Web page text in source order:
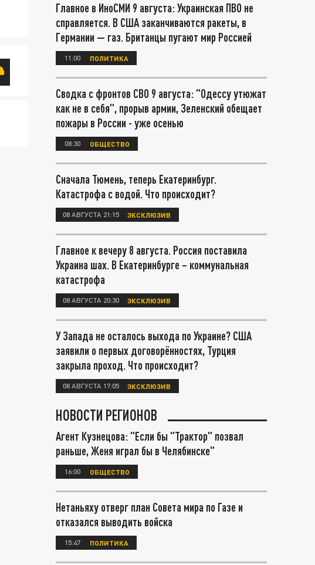
Главное в ИноСМИ 9 августа: Украинская ПВО не
справляется. В США заканчиваются ракеты, в
Германии — газ. Британцы пугают мир Россией
11:00 ПОЛИТИКА
Сводка с фронтов СВО 9 августа: "Одессу утюжат
как не в себя", прорыв армии, Зеленский обещает
пожары в России - уже осенью
08:30 ОБЩЕСТВО
Сначала Тюмень, теперь Екатеринбург.
Катастрофа с водой. Что происходит?
08 АВГУСТА 21:15 ЭКСКЛЮЗИВ
Главное к вечеру 8 августа. Россия поставила
Украина шах. В Екатеринбурге – коммунальная
катастрофа
08 АВГУСТА 20:30 ЭКСКЛЮЗИВ
У Запада не осталось выхода по Украине? США
заявили о первых договорённостях, Турция
закрыла проход. Что происходит?
08 АВГУСТА 17:05 ЭКСКЛЮЗИВ
НОВОСТИ РЕГИОНОВ
Агент Кузнецова: "Если бы "Трактор" позвал
раньше, Женя играл бы в Челябинске"
16:00 ОБЩЕСТВО
Нетаньяху отверг план Совета мира по Газе и
отказался выводить войска
15:47 ПОЛИТИКА